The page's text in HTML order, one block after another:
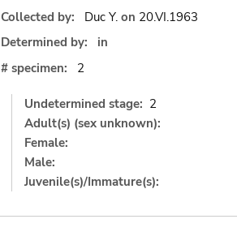
Collected by:
Duc Y. on 20.VI.1963
Determined by:
in
# specimen:
2
Undetermined stage: 2
Adult(s) (sex unknown):
Female:
Male:
Juvenile(s)/Immature(s):